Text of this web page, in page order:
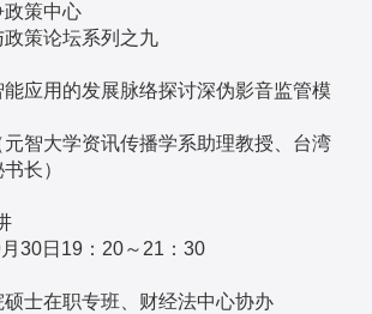
政策中心
策论坛系列之九
应用的发展脉络探讨深伪影音监管模
智大学资讯传播学系助理教授、台湾
长）
30日19：20～21：30
士在职专班、财经法中心协办